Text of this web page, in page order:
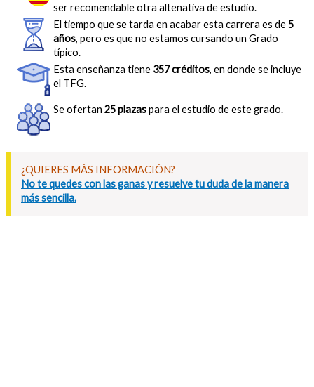
ser recomendable otra altenativa de estudio.
El tiempo que se tarda en acabar esta carrera es de5
años, pero es que no estamos cursando un Grado
típico.
Esta enseñanza tiene 357 créditos, en donde se incluye
el TFG.
Se ofertan 25 plazaspara el estudio de este grado.
¿QUIERES MÁS INFORMACIÓN?
No te quedes con las ganas y resuelve tu duda de la manera
más sencilla.